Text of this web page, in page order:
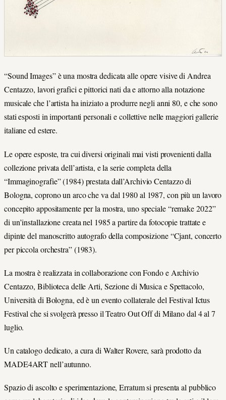
“Sound Images” è una mostra dedicata alle opere visive di Andrea
Centazzo, lavori grafici e pittorici nati da e attorno alla notazione
musicale che l’artista ha iniziato a produrre negli anni 80, e che sono
stati esposti in importanti personali e collettive nelle maggiori gallerie
italiane ed estere.
Le opere esposte, tra cui diversi originali mai visti provenienti dalla
collezione privata dell’artista, e la serie completa della
“Immaginografie” (1984) prestata dall’Archivio Centazzo di
Bologna, coprono un arco che va dal 1980 al 1987, con più un lavoro
concepito appositamente per la mostra, uno speciale “remake 2022”
di un’installazione creata nel 1985 a partire da fotocopie trattate e
dipinte del manoscritto autografo della composizione “Cjant, concerto
per piccola orchestra” (1983).
La mostra è realizzata in collaborazione con Fondo e Archivio
Centazzo, Biblioteca delle Arti, Sezione di Musica e Spettacolo,
Università di Bologna, ed è un evento collaterale del Festival Ictus
Festival che si svolgerà presso il Teatro Out Off di Milano dal 4 al 7
luglio.
Un catalogo dedicato, a cura di Walter Rovere, sarà prodotto da
MADE4ART nell’autunno.
Spazio di ascolto e sperimentazione, Erratum si presenta al pubblico